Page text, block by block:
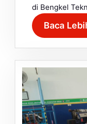
di Bengkel
Baca